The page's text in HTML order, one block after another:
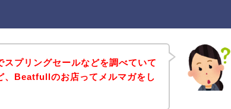
スプリングセールなどを調べていて
、Beatfullのお店ってメルマガをし